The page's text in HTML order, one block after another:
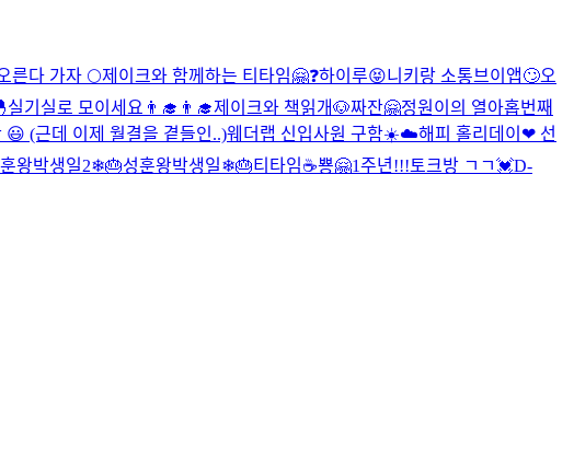
른다 가자 🌕제이크와 함께하는 티타임🤗❓하이루😝니키랑 소통브이앱🙄오
실기실로 모이세요👨‍🎓👨‍🎓제이크와 책읽개🐶짜잔🤗정원이의 열아홉번째
😃 (근데 이제 월결을 곁들인..)웨더랩 신입사원 구함☀️☁️해피 홀리데이❤ 선
왕박생일2❄🎂성훈왕박생일❄🎂티타임☕뿅🤗1주년!!!토크방 ㄱㄱ💓D-